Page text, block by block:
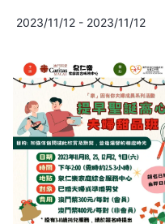
2023/11/12 - 2023/11/12